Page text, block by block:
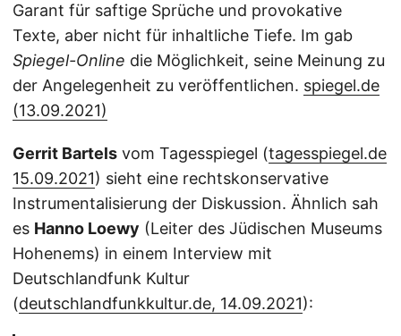
Garant für saftige Sprüche und provokative
Texte, aber nicht für inhaltliche Tiefe. Im gab
Spiegel-Online die Möglichkeit, seine Meinung zu
der Angelegenheit zu veröffentlichen. spiegel.de
(13.09.2021)
Gerrit Bartels vom Tagesspiegel (tagesspiegel.de
15.09.2021) sieht eine rechtskonservative
Instrumentalisierung der Diskussion. Ähnlich sah
es Hanno Loewy (Leiter des Jüdischen Museums
Hohenems) in einem Interview mit
Deutschlandfunk Kultur
(deutschlandfunkkultur.de, 14.09.2021):